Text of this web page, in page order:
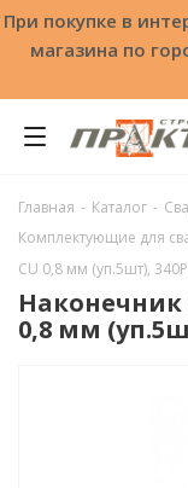
При покупке в
магазина по
Главная - Каталог -
Комплектующие для
СU 0,8 мм (уп.5шт),
Наконечник
0,8 мм